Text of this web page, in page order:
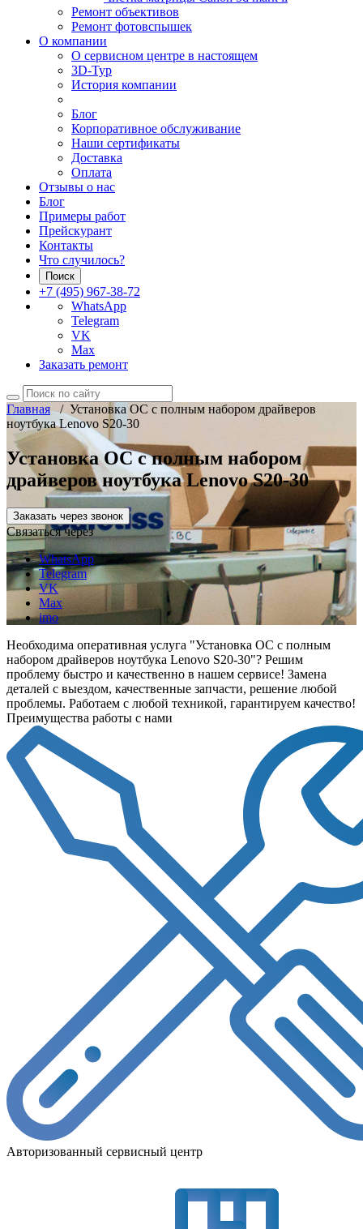
Ремонт объективов
Ремонт фотовспышек
О компании
О сервисном центре в настоящем
3D-Тур
История компании
Блог
Корпоративное обслуживание
Наши сертификаты
Доставка
Оплата
Отзывы о нас
Блог
Примеры работ
Прейскурант
Контакты
Что случилось?
Поиск
+7 (495) 967-38-72
WhatsApp
Telegram
VK
Max
Заказать ремонт
Главная/ Установка ОС с полным набором драйверов
ноутбука Lenovo S20-30
Установка ОС с полным набором
драйверов ноутбука Lenovo S20-30
Заказать через звонок
Связаться через
WhatsApp
Telegram
VK
Max
imo
Необходима оперативная услуга "Установка ОС с полным
набором драйверов ноутбука Lenovo S20-30"? Решим
проблему быстро и качественно в нашем сервисе! Замена
деталей с выездом, качественные запчасти, решение любой
проблемы. Работаем с любой техникой, гарантируем качество!
Преимущества работы с нами
Авторизованный сервисный центр